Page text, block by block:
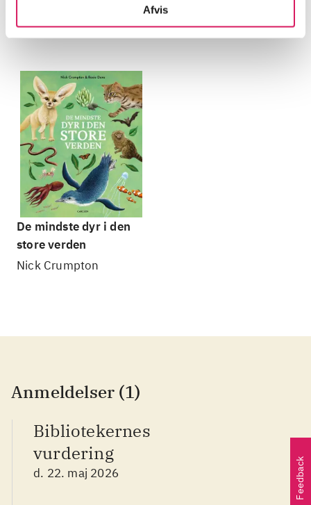
Afvis
De mindste dyr i den
store verden
Nick Crumpton
Anmeldelser (1)
Bibliotekernes
vurdering
d. 22. maj 2026 Feedback